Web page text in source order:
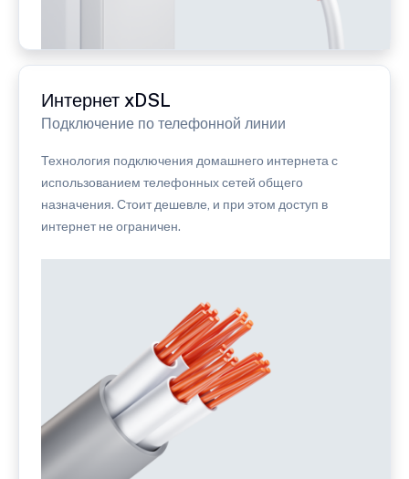
Интернет xDSL
Подключение по телефонной линии
Технология подключения домашнего интернета с
использованием телефонных сетей общего
назначения. Стоит дешевле, и при этом доступ в
интернет не ограничен.